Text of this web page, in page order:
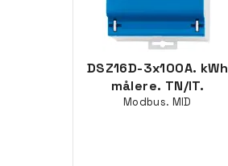
DSZ16D-3x100A. kWh
målere. TN/IT.
Modbus. MID